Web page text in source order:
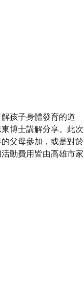
孩子身體發育的道
博士講解分享。此次
父母參加，或是對於
動費用皆由高雄市家